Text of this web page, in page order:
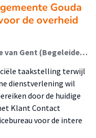
Gouda
de overheid
Paul Vreeke (Student); Annemieke van Gent (Begeleider); Annel van Houts (Begeleider)
taakstelling terwijl
dienstverlening wil
door de huidige
Klant Contact
voor de intere